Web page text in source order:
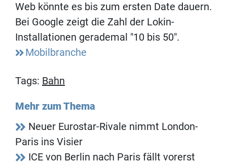
Web könnte es bis zum ersten Date dauern.
Bei Google zeigt die Zahl der Lokin-
Installationen gerademal "10 bis 50".
Mobilbranche
Tags: Bahn
Mehr zum Thema
Neuer Eurostar-Rivale nimmt London-
Paris ins Visier
ICE von Berlin nach Paris fällt vorerst